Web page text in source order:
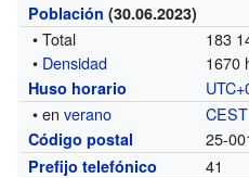
Población (30.06.2023)
• Total
183
• Densidad 1670
Huso horario
• enverano CEST
Código postal 25-
Prefijo telefónico 41